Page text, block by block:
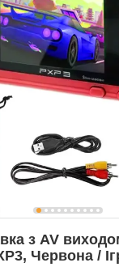
з AV
Червона /